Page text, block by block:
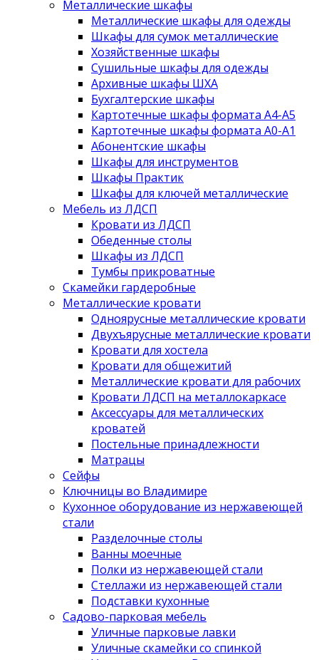
Металлические шкафы
Металлические шкафы для одежды
Шкафы для сумок металлические
Хозяйственные шкафы
Сушильные шкафы для одежды
Архивные шкафы ШХА
Бухгалтерские шкафы
Картотечные шкафы формата А4-А5
Картотечные шкафы формата А0-А1
Абонентские шкафы
Шкафы для инструментов
Шкафы Практик
Шкафы для ключей металлические
Мебель из ЛДСП
Кровати из ЛДСП
Обеденные столы
Шкафы из ЛДСП
Тумбы прикроватные
Скамейки гардеробные
Металлические кровати
Одноярусные металлические кровати
Двухъярусные металлические кровати
Кровати для хостела
Кровати для общежитий
Металлические кровати для рабочих
Кровати ЛДСП на металлокаркасе
Аксессуары для металлических
кроватей
Постельные принадлежности
Матрацы
Сейфы
Ключницы во Владимире
Кухонное оборудование из нержавеющей
стали
Разделочные столы
Ванны моечные
Полки из нержавеющей стали
Стеллажи из нержавеющей стали
Подставки кухонные
Садово-парковая мебель
Уличные парковые лавки
Уличные скамейки со спинкой